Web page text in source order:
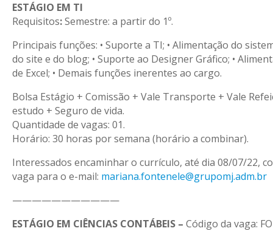
ESTÁGIO EM TI
Requisitos:Semestre: a partir do 1º.
Principais funções: • Suporte a TI; • Alimentação do
do site e do blog; • Suporte ao Designer Gráfico; •
de Excel; • Demais funções inerentes ao cargo.
Bolsa Estágio + Comissão + Vale Transporte + Vale
estudo + Seguro de vida.
Quantidade de vagas: 01.
Horário: 30 horas por semana (horário a combinar).
Interessados encaminhar o currículo, até dia 08/07/22,
vaga para o e-mail: mariana.fontenele@grupomj.adm.br
———————————
ESTÁGIO EM CIÊNCIAS CONTÁBEIS – Código da vaga: